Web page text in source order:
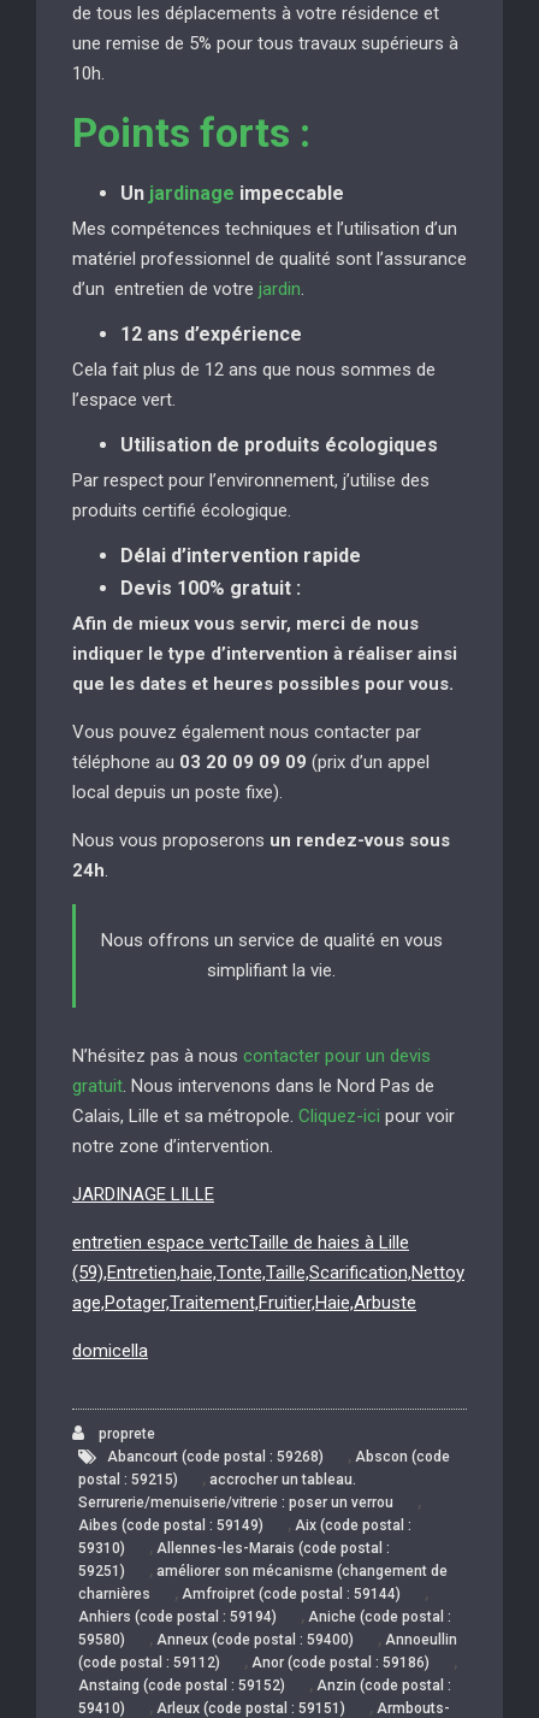
de tous les déplacements à votre résidence et
une remise de 5% pour tous travaux supérieurs à
10h.
Points forts :
Un jardinage impeccable
Mes compétences techniques et l’utilisation d’un
matériel professionnel de qualité sont l’assurance
d’un entretien de votre jardin
12 ans d’expérience
Cela fait plus de 12 ans que nous sommes de
l’espace vert.
Utilisation de produits écologiques
Par respect pour l’environnement, j’utilise des
produits certifié écologique.
Délai d’intervention rapide
Devis 100% gratuit :
Afin de mieux vous servir, merci de nous
indiquer le type d’intervention à réaliser ainsi
que les dates et heures possibles pour vous.
Vous pouvez également nous contacter par
téléphone au 03 20 09 09 09 (prix d’un appel
local depuis un poste fixe).
Nous vous proposerons un rendez-vous sous
24h
Nous offrons un service de qualité en vous
simplifiant la vie.
N’hésitez pas à nous contacter pour un devis
gratuit . Nous intervenons dans le Nord Pas de
Calais, Lille et sa métropole. Cliquez-ici pour voir
notre zone d’intervention.
JARDINAGE LILLE
entretien espace vertcTaille de haies à Lille
(59),Entretien,haie,Tonte,Taille,Scarification,Nettoy
age,Potager,Traitement,Fruitier,Haie,Arbuste
domicella
proprete
Abancourt (code postal : 59268)
, Abscon (code
postal : 59215)
, accrocher un tableau.
Serrurerie/menuiserie/vitrerie : poser un verrou
,
Aibes (code postal : 59149) , Aix (code postal :
59310)
, Allennes-les-Marais (code postal :
59251)
, améliorer son mécanisme (changement de
charnières
, Amfroipret (code postal : 59144) ,
Anhiers (code postal : 59194) , Aniche (code postal :
59580)
, Anneux (code postal : 59400) , Annoeullin
(code postal : 59112)
, Anor (code postal : 59186) ,
Anstaing (code postal : 59152) , Anzin (code postal :
59410)
, Arleux (code postal : 59151) , Armbouts-